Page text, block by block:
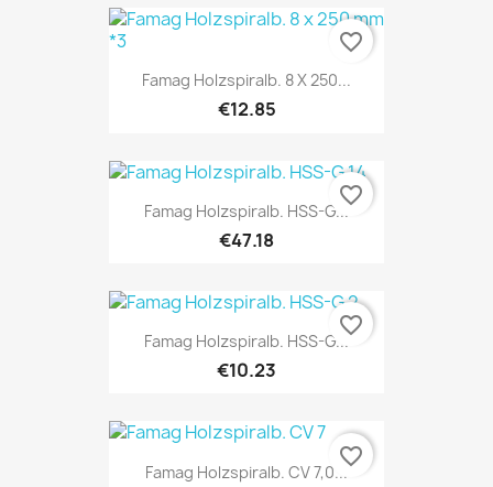
Famag Holzspiralb. 8 X 250...
€12.85
favorite_border
Famag Holzspiralb. HSS-G...
€47.18
favorite_border
Famag Holzspiralb. HSS-G...
€10.23
favorite_border
Famag Holzspiralb. CV 7,0...
favorite_border